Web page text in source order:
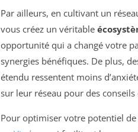
Par ailleurs, en cultivant un
vous créez un véritable
opportunité qui a changé votre
synergies bénéfiques. De plus,
étendu ressentent moins
sur leur réseau pour des
Pour optimiser votre potentiel de